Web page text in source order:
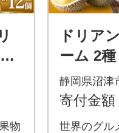
物
ドリア
ーム 2
ト ココ
メル か
静岡県沼津
寄付金額
世界のグル